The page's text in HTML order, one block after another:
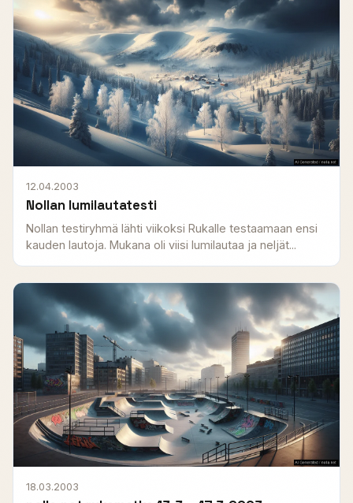
12.04.2003
Nollan lumilautatesti
Nollan testiryhmä lähti viikoksi Rukalle testaamaan ensi
kauden lautoja. Mukana oli viisi lumilautaa ja neljät...
18.03.2003